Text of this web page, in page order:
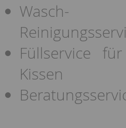
Füllservice
Kissen